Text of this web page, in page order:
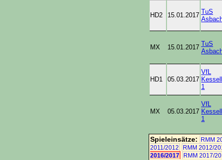
HD2 15.01.2017 TuS
MX 15.01.2017 TuS
HD1 05.03.2017
VfL
1
MX 05.03.2017
VfL
1
Spieleinsätze:
RMM
2011/2012
RMM 2012/
2016/2017
RMM 2017/